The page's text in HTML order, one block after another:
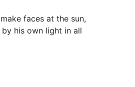
faces at the sun,
his own light in all